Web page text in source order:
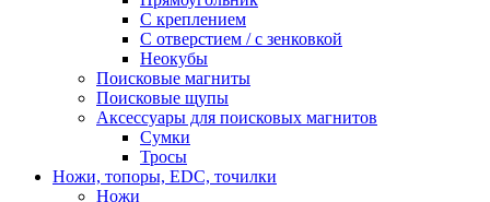
С креплением
С отверстием / с зенковкой
Неокубы
Поисковые магниты
Поисковые щупы
Аксессуары для поисковых магнитов
Сумки
Тросы
Ножи, топоры, EDC, точилки
Ножи